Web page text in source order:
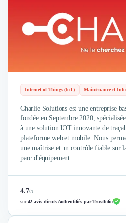
Communication
Influence Marketing
Salons
Études Marketing
Présentations PowerPoint
SMS Marketing
Email Marketing
Data Marketing
Logiciel Marketing
Logiciel Commercial
Subventions & Aides
Levée de fonds
Droit des Affaires
Internet of Things (IoT) Maintenance et
Charlie Solutions est une entreprise
fondée en Septembre 2020,
à une solution IOT innovante de
plateforme web et mobile. Nous
une maîtrise et un contrôle fiable sur
parc d'équipement.
4.7/5
sur42 avis clients Authentifiés par Trustfolio